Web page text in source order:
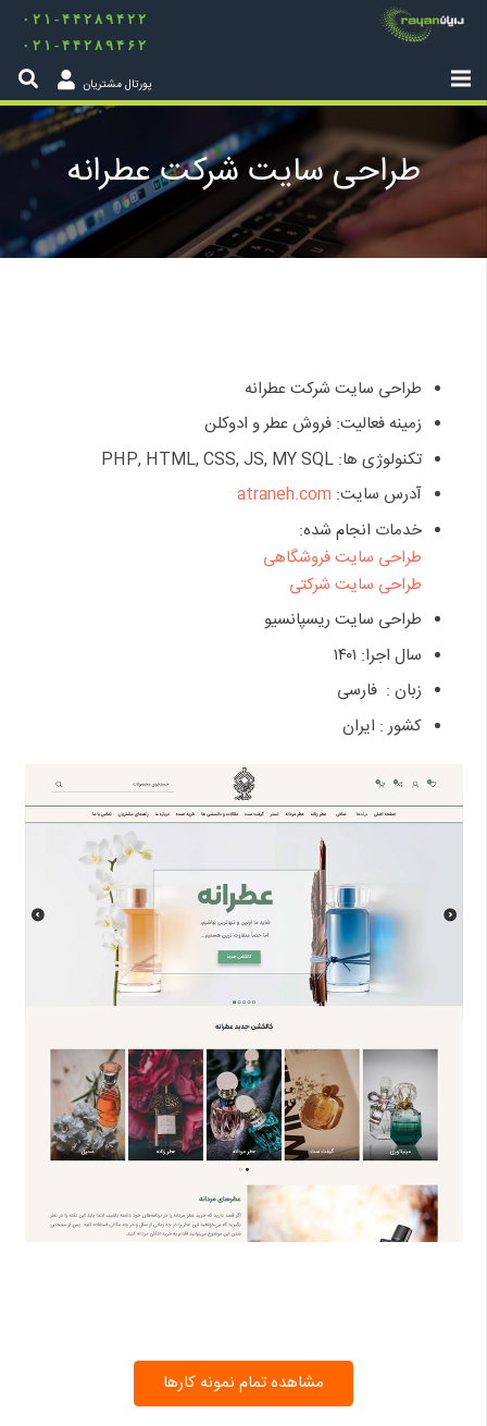
۰۲۱-۴۴۲۸۹۴۲۲
۰۲۱-۴۴۲۸۹۴۶۲
پورتال مشتریان
طراحی سایت شرکت عطرانه
طراحی سایت شرکت عطرانه
زمینه فعالیت: فروش عطر و ادوکلن
تکنولوژی ها: PHP, HTML, CSS, JS, MY SQL
آدرس سایت: atraneh.com
خدمات انجام شده:
طراحی سایت فروشگاهی
طراحی سایت شرکتی
طراحی سایت ریسپانسیو
سال اجرا: ۱۴۰۱
زبان : فارسی
کشور : ایران
مشاهده تمام نمونه کارها